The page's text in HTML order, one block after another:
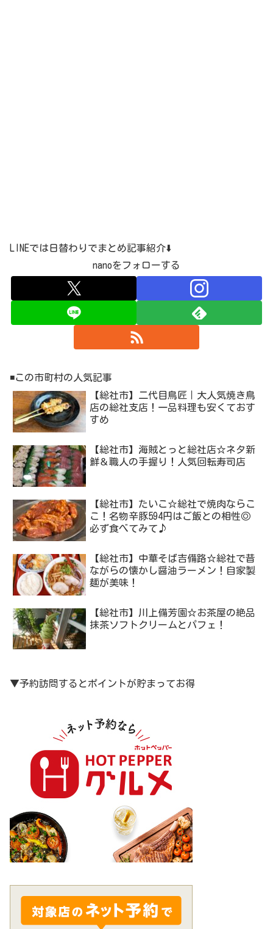
LINEでは日替わりでまとめ記事紹介⬇️
nanoをフォローする
◾️この市町村の人気記事
【総社市】二代目鳥匠｜大人気焼き鳥
店の総社支店！一品料理も安くておす
すめ
【総社市】海賊とっと総社店☆ネタ新
鮮＆職人の手握り！人気回転寿司店
【総社市】たいこ☆総社で焼肉ならこ
こ！名物辛豚594円はご飯との相性◎
必ず食べてみて♪
【総社市】中華そば吉備路☆総社で昔
ながらの懐かし醤油ラーメン！自家製
麺が美味！
【総社市】川上備芳園☆お茶屋の絶品
抹茶ソフトクリームとパフェ！
▼予約訪問するとポイントが貯まってお得